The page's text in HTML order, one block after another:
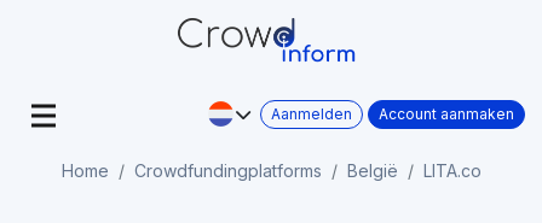
Aanmelden Account aanmaken
Home Crowdfundingplatforms België LITA.co